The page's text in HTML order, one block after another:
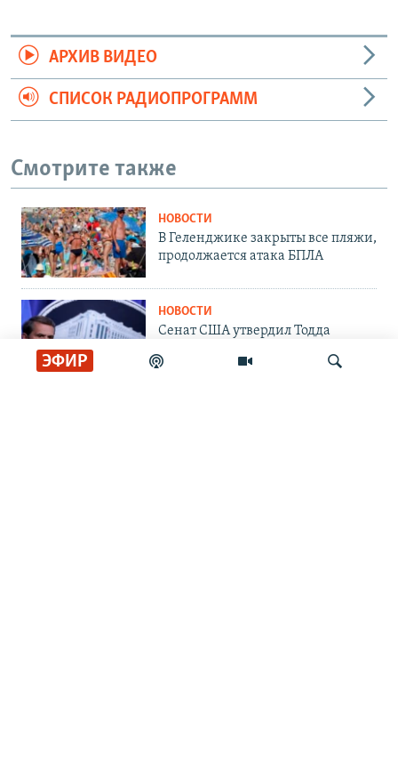
ЭФИР
АРХИВ ВИДЕО
СПИСОК РАДИОПРОГРАММ
Смотрите также
НОВОСТИ
В Геленджике закрыты все пляжи,
продолжается атака БПЛА
НОВОСТИ
Сенат США утвердил Тодда
прокурора